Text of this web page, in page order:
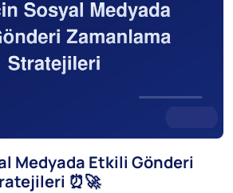
Medyada Etkili Gönderi
⏰🚀